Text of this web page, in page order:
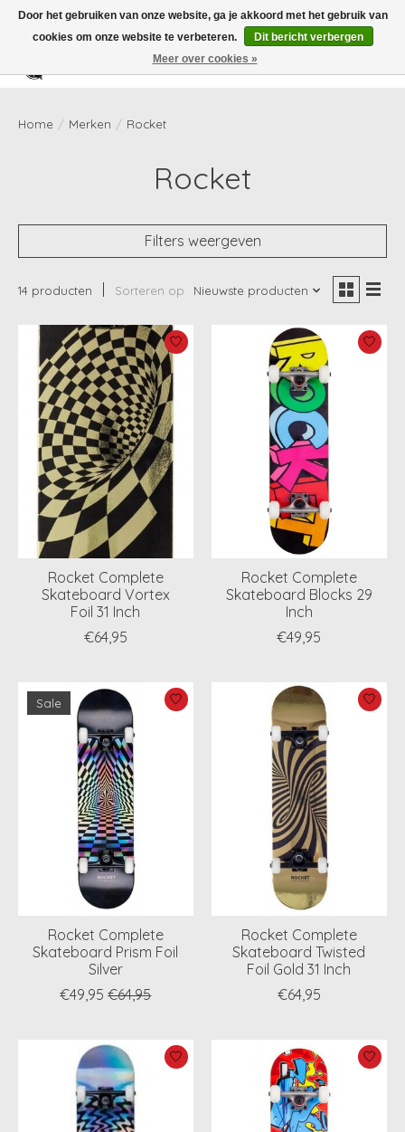
Verlanglijst
Home / Merken / Rocket
Rocket
Filters weergeven
14 producten Sorteren op Nieuwste producten
Rocket Complete
Skateboard Vortex
Foil 31 Inch
€64,95
Rocket Complete
Skateboard Blocks 29
Inch
€49,95
Sale
Rocket Complete
Skateboard Prism Foil
Silver
€49,95 €64,95
Rocket Complete
Skateboard Twisted
Foil Gold 31 Inch
€64,95
Door het gebruiken van onze website, ga je akkoord met het gebruik van
cookies om onze website te verbeteren.
Dit bericht verbergen
Meer over cookies »